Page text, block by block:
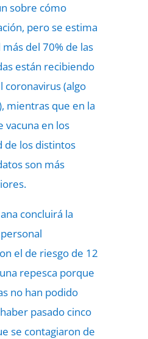
sobre cómo
pero se estima
del 70% de las
están recibiendo
coronavirus (algo
mientras que en la
vacuna en los
de los distintos
son más
concluirá la
el de riesgo de 12
repesca porque
no han podido
pasado cinco
se contagiaron de